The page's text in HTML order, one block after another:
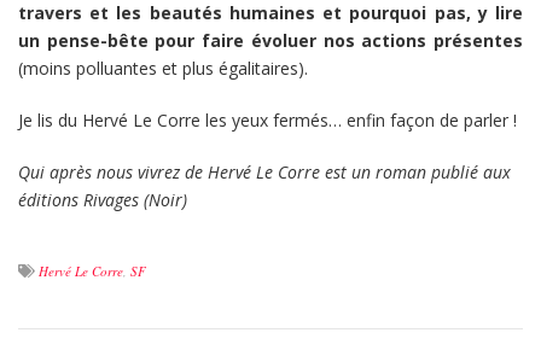
travers et les beautés humaines et pourquoi pas, y lire
un pense-bête pour faire évoluer nos actions présentes
(moins polluantes et plus égalitaires).
Je lis du Hervé Le Corre les yeux fermés… enfin façon de parler !
Qui après nous vivrez de Hervé Le Corre est un roman publié aux
éditions Rivages (Noir)
Hervé Le Corre, SF